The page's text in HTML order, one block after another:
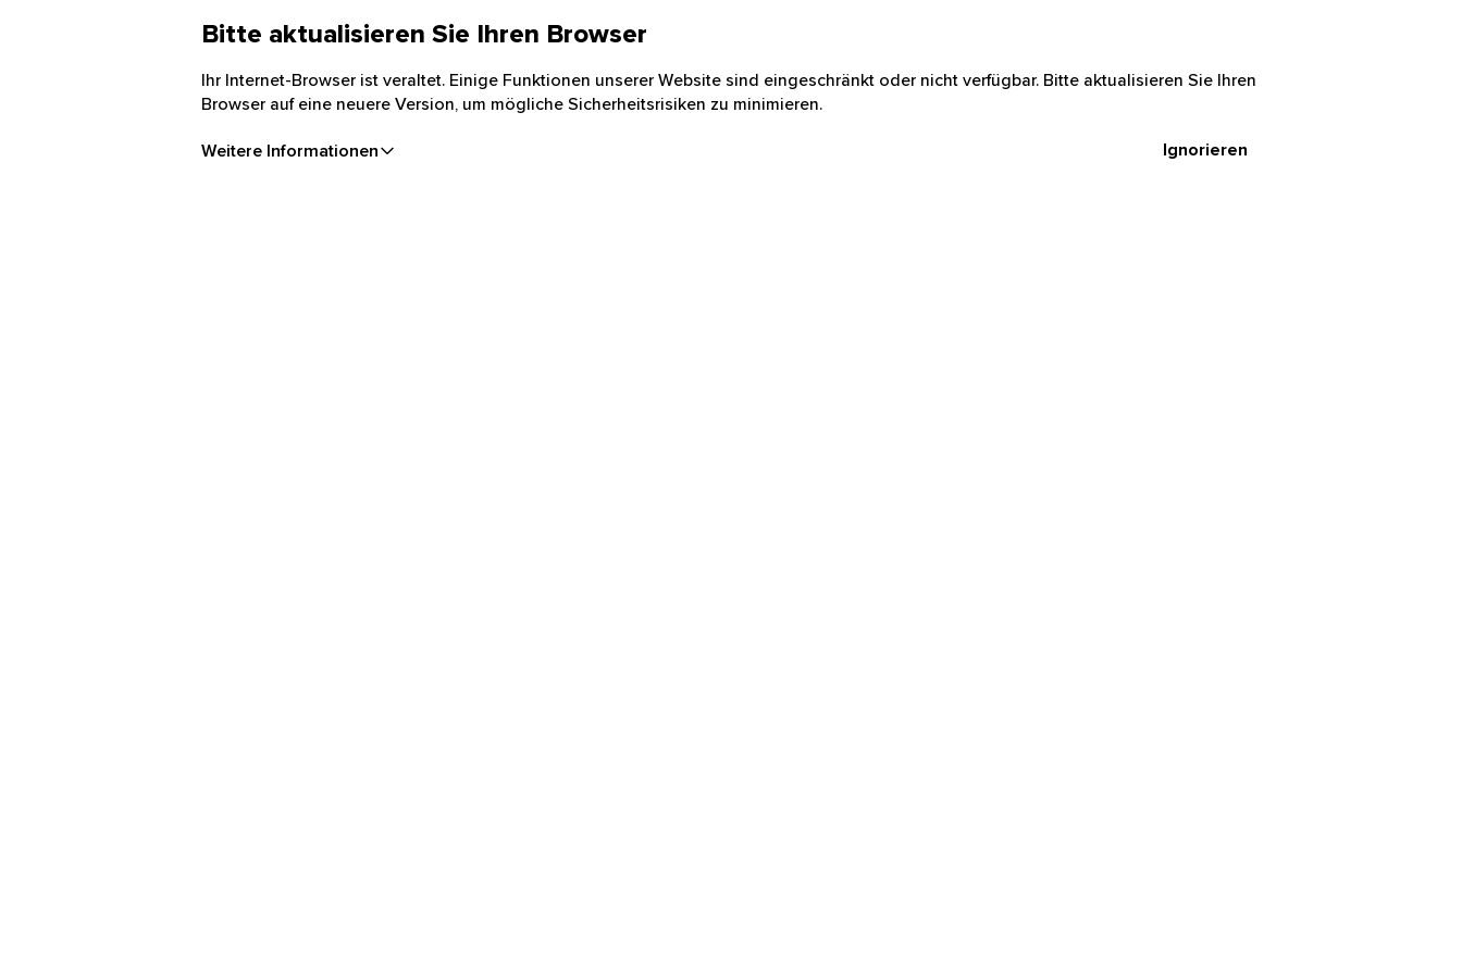
Bitte aktualisieren Sie Ihren Browser
Ihr Internet-Browser ist veraltet. Einige Funktionen unserer Website sind eingeschränkt oder nicht verfügbar. Bitte aktualisieren Sie Ihren
Browser auf eine neuere Version, um mögliche Sicherheitsrisiken zu minimieren.
Weitere Informationen Ignorieren